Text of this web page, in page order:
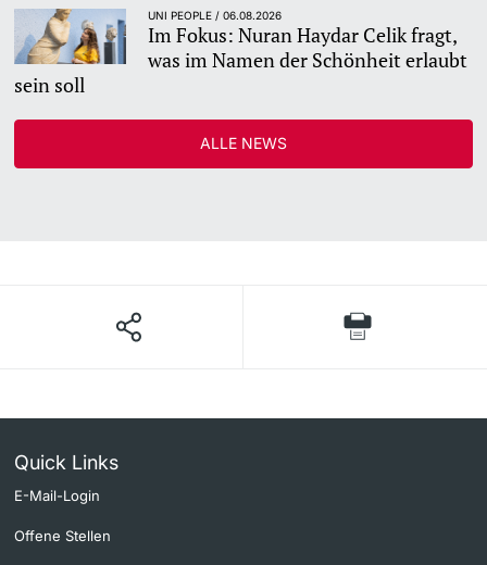
UNI PEOPLE / 06.08.2026
Im Fokus: Nuran Haydar Celik fragt,
was im Namen der Schönheit erlaubt
sein soll
ALLE NEWS
Quick Links
E-Mail-Login
Offene Stellen